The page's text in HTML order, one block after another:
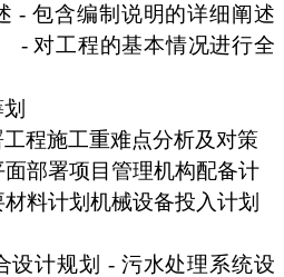
- 包含编制说明的详细阐述
- 对工程的基本情况进行全
程施工重难点分析及对策
部署项目管理机构配备计
料计划机械设备投入计划
设计规划 - 污水处理系统设